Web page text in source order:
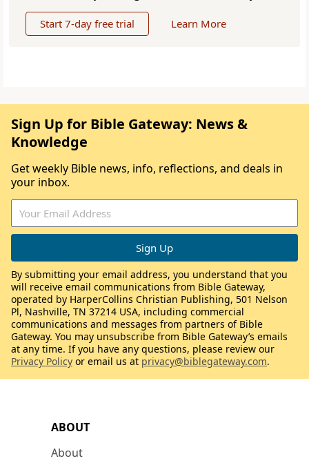
Start 7-day free trial Learn More
ABOUT
About
Sign Up for Bible Gateway: News &
Knowledge
Get weekly Bible news, info, reflections, and deals in
your inbox.
By submitting your email address, you understand that you
will receive email communications from Bible Gateway,
operated by HarperCollins Christian Publishing, 501 Nelson
Pl, Nashville, TN 37214 USA, including commercial
communications and messages from partners of Bible
Gateway. You may unsubscribe from Bible Gateway’s emails
at any time. If you have any questions, please review our
Privacy Policy or email us at privacy@biblegateway.com.